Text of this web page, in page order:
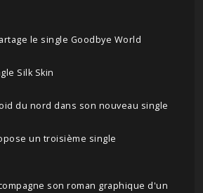
le single Goodbye World
Silk Skin
du nord dans son nouveau single
un troisième single
son roman graphique d'un